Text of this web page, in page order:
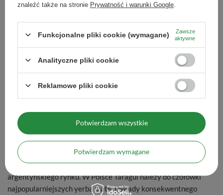
Yerba mate Taragüi – argentyńska klasyka,
którą trzeba poznać
Taragüito jedna z najstarszych i największych marek yerba
mate w Argentynie. Każdego roku spod jej szyldu wychodzi
ponad 50 tysięcy ton yerby, co stanowi około 20%
argentyńskiego rynku. W Polsce Taragüi należy do czołówki
najpopularniejszych yerba mate. Dekady konsekwentnego
znaleźć także na stronie Prywatność i warunki Google
Funkcjonalne pliki cookie (wymagane)
Zawsze
aktywne
Analityczne pliki cookie
Reklamowe pliki cookie
Potwierdzam wymagane
Potwierdzam wszystkie